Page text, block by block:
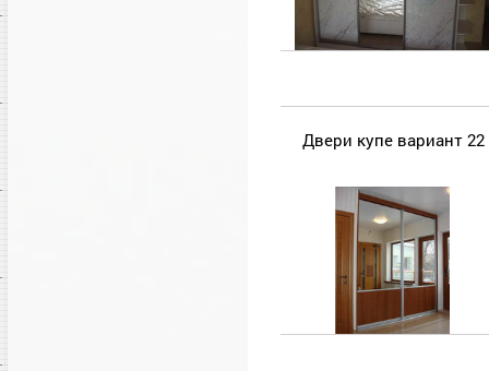
Двери купе вариант 22